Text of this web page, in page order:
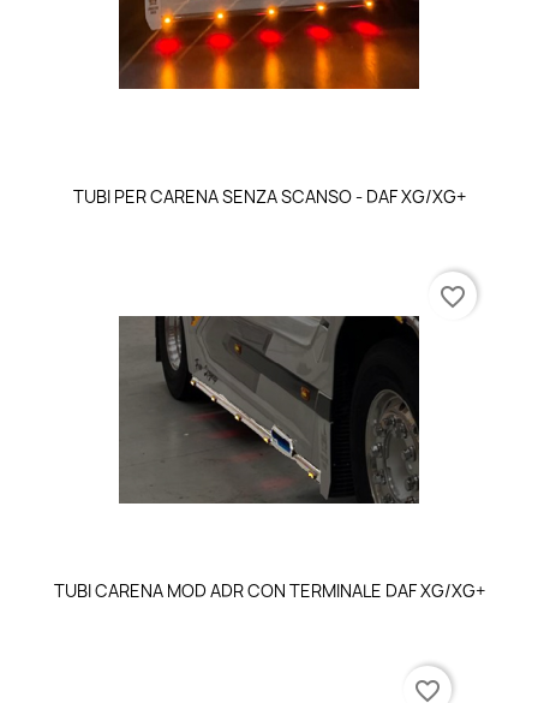
TUBI PER CARENA SENZA SCANSO - DAF XG/XG+
TUBI CARENA MOD ADR CON TERMINALE DAF XG/XG+
favorite_border
favorite_border